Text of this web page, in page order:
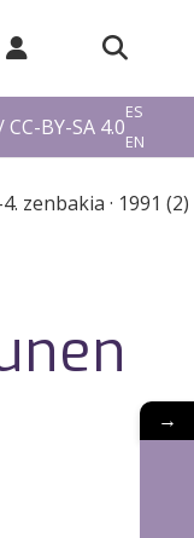
BY-SA 4.0
ES
EN
zenbakia · 1991 (2)
→